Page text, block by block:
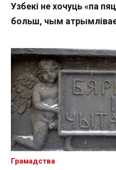
Узбекі не хочуць «па
больш, чым
Грамадства